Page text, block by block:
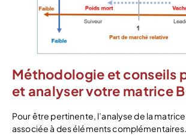
Méthodologie et conseils
et analyser votre matrice
Pour être pertinente, l’analyse de la
associée à des éléments complémentaires.